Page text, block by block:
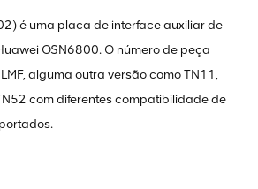
é uma placa de interface auxiliar de
OSN6800. O número de peça
alguma outra versão como TN11,
com diferentes compatibilidade de